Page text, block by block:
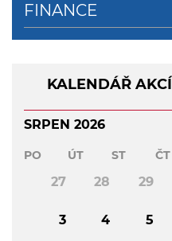
FINANCE
KALENDÁŘ AKCÍ
SRPEN 2026
PO ÚT ST ČT
27 28 29
3 4 5